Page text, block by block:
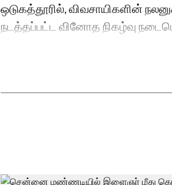
ஒடுகத்தூரில், விவசாயிகளின்
நடத்தப்பட்ட வினோத நிகழ்வு